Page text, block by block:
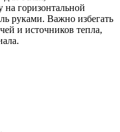
на горизонтальной
руками. Важно избегать
и источников тепла,